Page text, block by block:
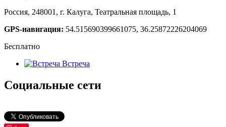
Россия, 248001, г. Калуга, Театральная площадь, 1
GPS-навигация: 54.515690399661075, 36.25872226204069
Бесплатно
Встреча
Социальные сети